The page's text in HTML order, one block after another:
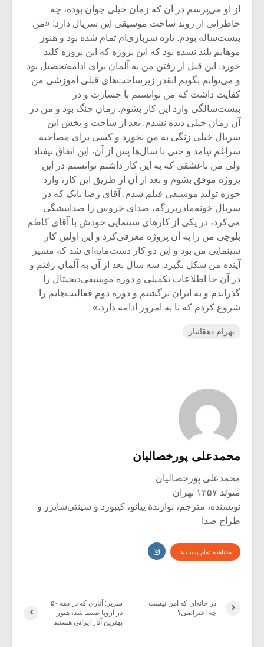
از او می‌پرسم در آن که زمان خیلی جوان بوده، چه
خاطراتی از روند ساخت موسیقی این سریال دارد: «من
بیست‌ساله بودم. تازه سربازی‌ام تمام شده بود و هنوز
موهایم بلند نشده بود که این پروژه که این پروژه کلید
خورد. این قبل از رفتن من به آلمان برای ادامه‌تحصیل بود
و می‌توانم بگویم انقدر زیرساخت‌های قبلی آموزشی من
کفایت داشت که من توانستم با جسارت و در
بیست‌سالگی وارد این کار بشوم. زمان جنگ بود و من در
آن زمان خیلی دیده نشدم. بعد از ساخت و پخش این
سریال خیلی زنگی به من نخورد و کسی برای مصاحبه
سراغم نیامد و حتی تا سال‌ها پس از آن، این اتفاق نیفتاد
ولی من باعشقی که به این کار داشتم توانستم در این
پروژه موفق بشوم و بعد از آن از طریق این کار، وارد
حوزه تولید موسیقی فیلم شدم. آقای رضا بابک که در
سریال خونه‌مادربزرگه، صدای خروس را صداپیشگی
می‌کرد، در یکی از کار‌های سینمایی خودش با آقای کاظم
بلوچی من را به آن پروژه معرفی‌کرد و این اولین کار
سینمایی من بود و این دو کار دست‌مایه‌ای شد که مسیر
آینده من شکل بگیرد. سه سال بعد از آن به آلمان رفتم و
در آن جا اطلاعات تکمیلی و دوره موسیقی‌دیجیتال را
گذراندم و به ایران برگشتم و دوره دوم فعالیت‌هایم را
شروع کردم که تا به امروز ادامه دارد.»
بهرام دهقانیار
محمدعلی پورخصالیان
محمدعلی پورخصالیان
متولد ۱۳۵۷ تهران
نویسنده، مترجم، نوازندۀ پیانو، کیبورد و سینتی‌سایزر و
طراح صدا
مشاهده تمام پست ها
سریر: آثاری که در دهه ۵۰
در اروپا ضبط شد، هنوز
بهترین آثار ایرانی هستند
در خانه‌ای که امن نیست
چه اعتراضی؟